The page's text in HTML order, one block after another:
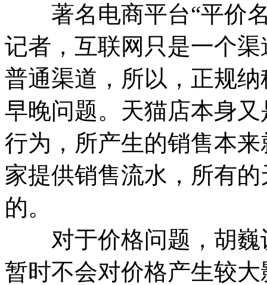
著名电商平台“平价名
记者，互联网只是一个
普通渠道，所以，正规
早晚问题。天猫店本身
行为，所产生的销售本
家提供销售流水，所有
的。
对于价格问题，胡巍
暂时不会对价格产生较